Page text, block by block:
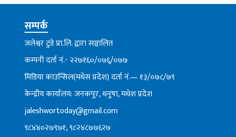
सम्पर्क
जलेश्वर टुडे प्रा.लि. द्वारा सञ्चालित
कम्पनी दर्ता नं.- २२७१६०/०७६्/०७७
मिडिया काउन्सिल(मधेस प्रदेश) दर्ता नं.— १३/०७८/७९
केन्द्रीय कार्यालय: जनकपुर, धनुषा, मधेश प्रदेश
jaleshwortoday@gmail.com
९८४४०२७९७१, ९८२४८७७६२७